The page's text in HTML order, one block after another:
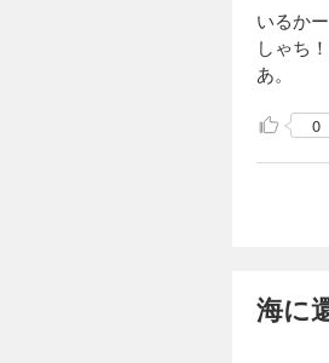
いるか
しゃち
あ。
0
海に